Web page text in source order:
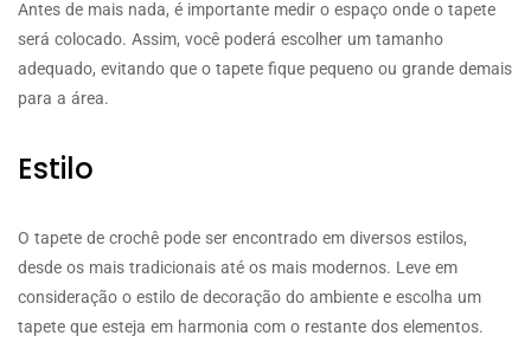
Antes de mais nada, é importante medir o espaço onde o tapete
será colocado. Assim, você poderá escolher um tamanho
adequado, evitando que o tapete fique pequeno ou grande demais
para a área.
Estilo
O tapete de crochê pode ser encontrado em diversos estilos,
desde os mais tradicionais até os mais modernos. Leve em
consideração o estilo de decoração do ambiente e escolha um
tapete que esteja em harmonia com o restante dos elementos.